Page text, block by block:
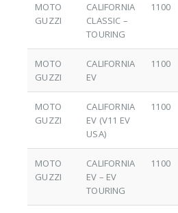
MOTO
GUZZI
CALIFORNIA
CLASSIC –
TOURING
1100
MOTO
GUZZI
CALIFORNIA
EV
1100
MOTO
GUZZI
CALIFORNIA
EV (V11 EV
USA)
1100
MOTO
GUZZI
CALIFORNIA
EV – EV
TOURING
1100